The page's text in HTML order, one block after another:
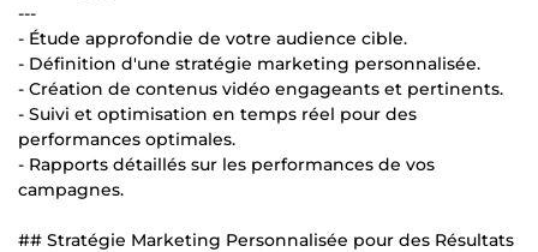
---
- Étude approfondie de votre audience cible.
- Définition d'une stratégie marketing personnalisée.
- Création de contenus vidéo engageants et pertinents.
- Suivi et optimisation en temps réel pour des
performances optimales.
- Rapports détaillés sur les performances de vos
campagnes.
## Stratégie Marketing Personnalisée pour des Résultats